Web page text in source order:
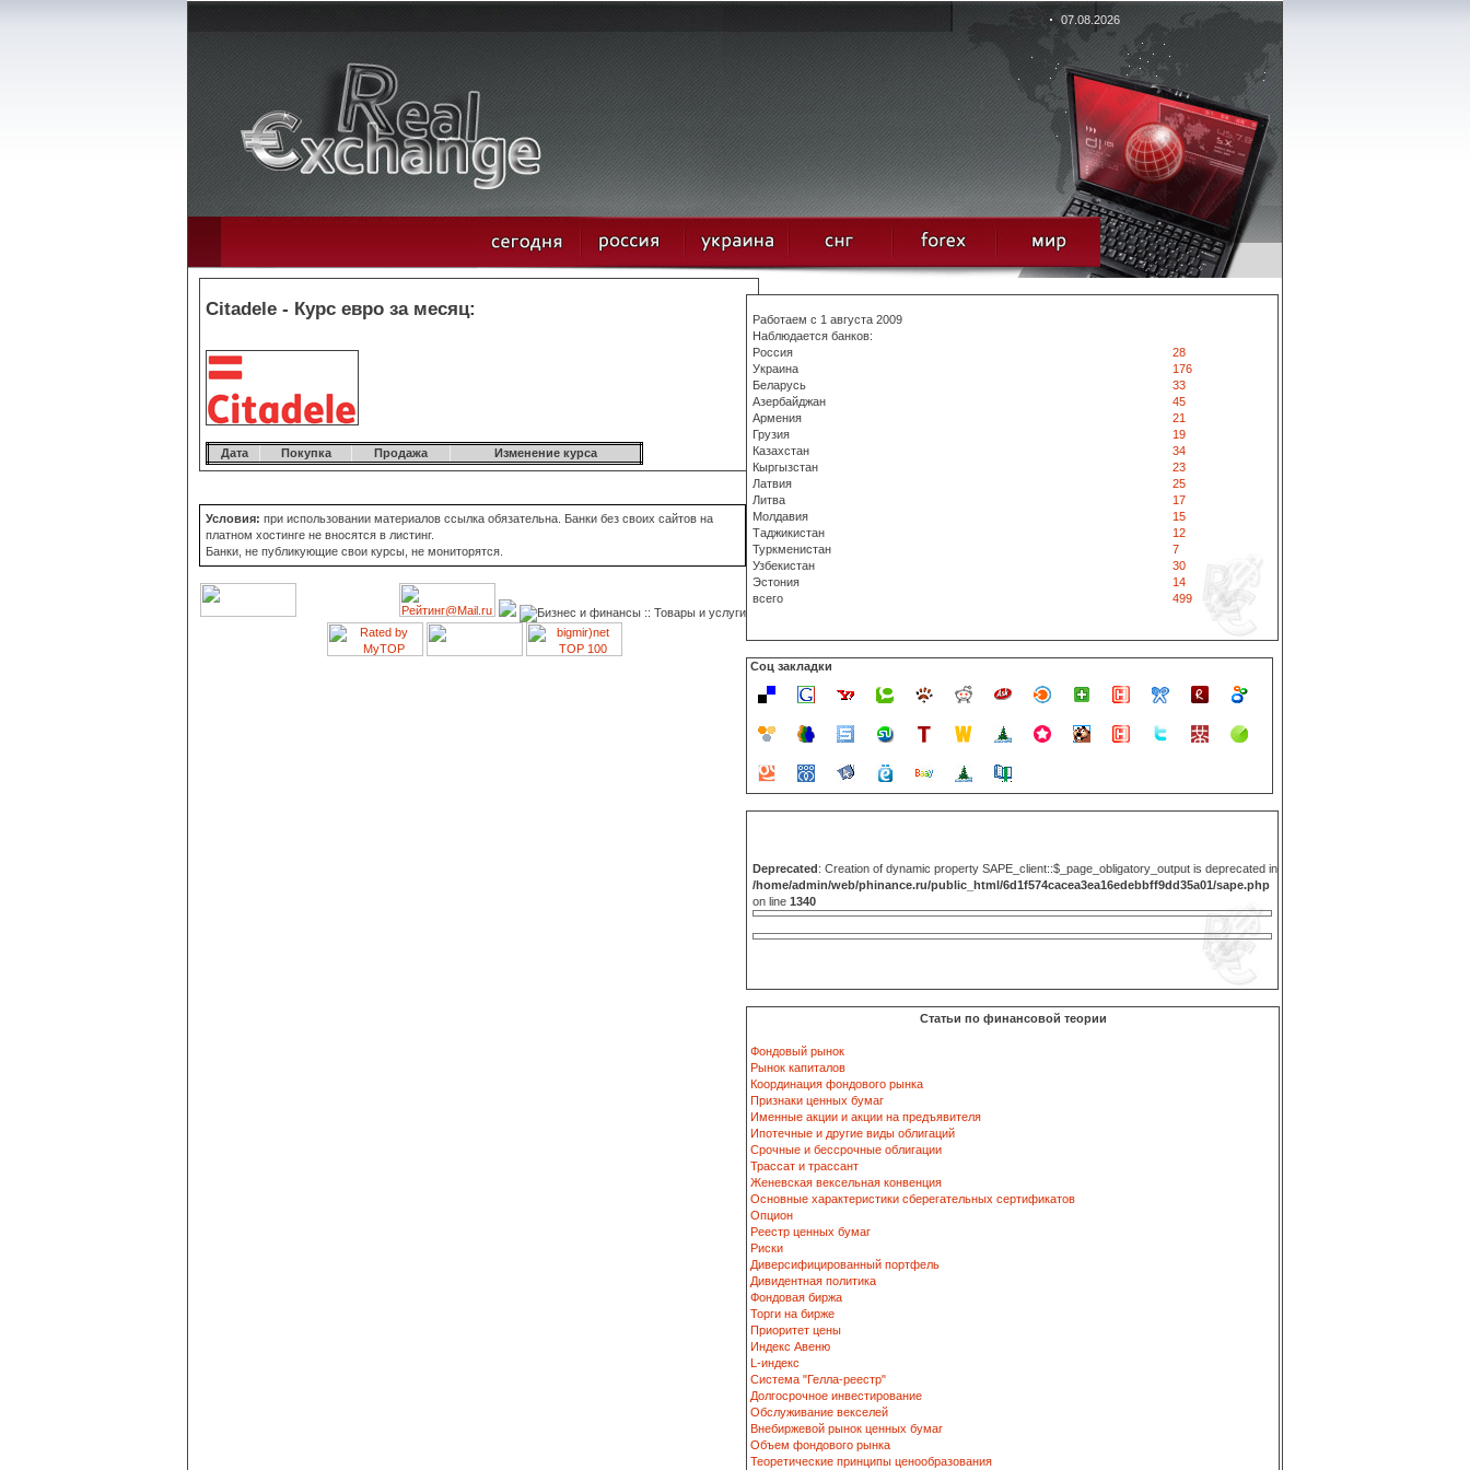
07.08.2026
Citadele - Курс евро за месяц:
Дата Покупка Продажа Изменение курса
Условия: при использовании материалов ссылка обязательна. Банки без своих сайтов на
платном хостинге не вносятся в листинг.
Банки, не публикующие свои курсы, не мониторятся.
Работаем с 1 августа 2009
Наблюдается банков:
Россия
28
Украина
176
Беларусь
33
Азербайджан
45
Армения
21
Грузия
19
Казахстан
34
Кыргызстан
23
Латвия
25
Литва
17
Молдавия
15
Таджикистан
12
Туркменистан
7
Узбекистан
30
Эстония
14
всего
499
Соц закладки
Deprecated: Creation of dynamic property SAPE_client::$_page_obligatory_output is deprecated in
/home/admin/web/phinance.ru/public_html/6d1f574cacea3ea16edebbff9dd35a01/sape.php
on line 1340
Статьи по финансовой теории
Фондовый рынок
Рынок капиталов
Координация фондового рынка
Признаки ценных бумаг
Именные акции и акции на предъявителя
Ипотечные и другие виды облигаций
Срочные и бессрочные облигации
Трассат и трассант
Женевская вексельная конвенция
Основные характеристики сберегательных сертификатов
Опцион
Реестр ценных бумаг
Риски
Диверсифицированный портфель
Дивидентная политика
Фондовая биржа
Торги на бирже
Приоритет цены
Индекс Авеню
L-индекс
Система "Гелла-реестр"
Долгосрочное инвестирование
Обслуживание векселей
Внебиржевой рынок ценных бумаг
Объем фондового рынка
Теоретические принципы ценообразования